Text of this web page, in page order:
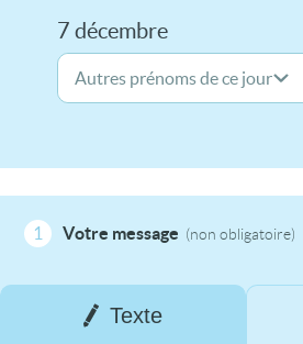
7 décembre
1 Votre message (non obligatoire)
Texte